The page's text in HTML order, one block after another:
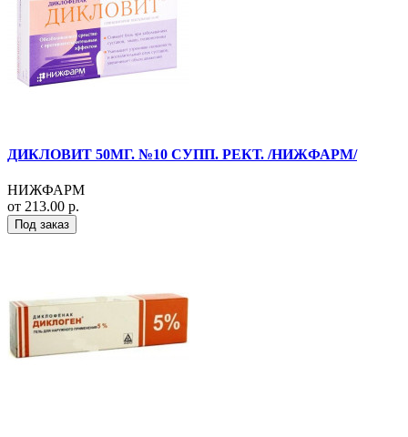
ДИКЛОВИТ 50МГ. №10 СУПП. РЕКТ. /НИЖФАРМ/
НИЖФАРМ
от 213.00 р.
Под заказ